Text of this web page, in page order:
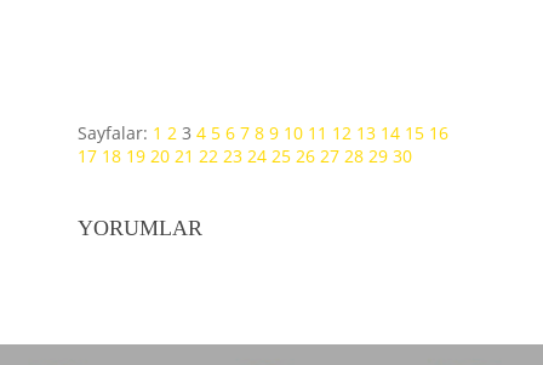
Sayfalar: 1 2 3 4 5 6 7 8 9 10 11 12 13 14 15 16
17 18 19 20 21 22 23 24 25 26 27 28 29 30
YORUMLAR